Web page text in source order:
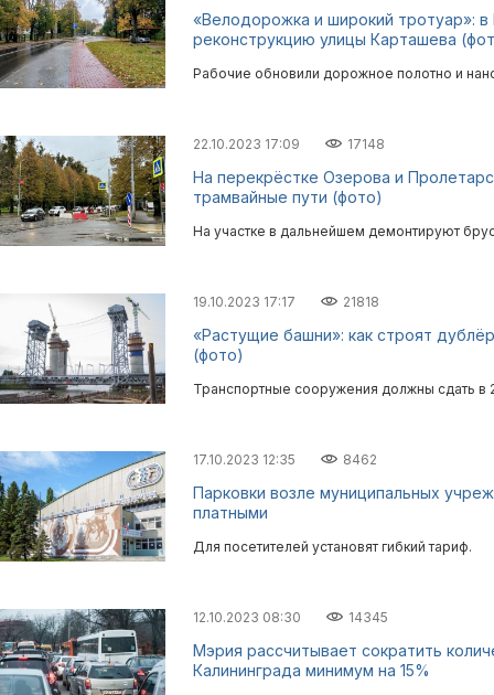
«Велодорожка и широкий тротуар»:
реконструкцию улицы Карташева
Рабочие обновили дорожное полотно и
22.10.2023 17:09 17148
На перекрёстке Озерова и
трамвайные пути (фото)
На участке в дальнейшем демонтируют
19.10.2023 17:17 21818
«Растущие башни»: как строят
(фото)
Транспортные сооружения должны сдать в
17.10.2023 12:35 8462
Парковки возле муниципальных
платными
Для посетителей установят гибкий тариф.
12.10.2023 08:30 14345
Мэрия рассчитывает сократить
Калининграда минимум на 15%